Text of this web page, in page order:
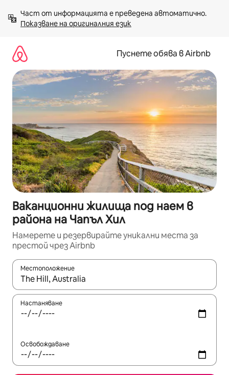
към
съдържанието
Показване на оригиналния език
Пуснете обява в Airbnb
Ваканционни жилища под наем в
района на Чапъл Хил
Намерете и резервирайте уникални места за
престой чрез Airbnb
Местоположение
Когато резултатите се покажат, използвайте
Настаняване
Освобождаване